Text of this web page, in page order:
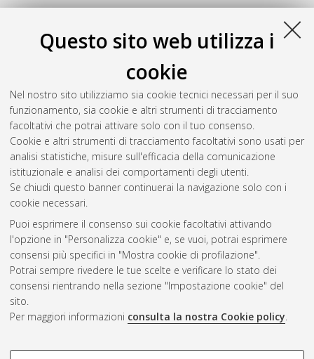
Questo sito web utilizza i
cookie
Nel nostro sito utilizziamo sia cookie tecnici necessari per il suo
funzionamento, sia cookie e altri strumenti di tracciamento
facoltativi che potrai attivare solo con il tuo consenso.
Cookie e altri strumenti di tracciamento facoltativi sono usati per
analisi statistiche, misure sull'efficacia della comunicazione
istituzionale e analisi dei comportamenti degli utenti.
Se chiudi questo banner continuerai la navigazione solo con i
cookie necessari.
Puoi esprimere il consenso sui cookie facoltativi attivando
l'opzione in "Personalizza cookie" e, se vuoi, potrai esprimere
consensi più specifici in "Mostra cookie di profilazione".
Potrai sempre rivedere le tue scelte e verificare lo stato dei
consensi rientrando nella sezione "Impostazione cookie" del
sito.
Per maggiori informazioni consulta la nostra Cookie policy.
COOKIE DI PROFILAZIONE -
D
Devicienti, Chiara (2014)Valutazione della presenza di
contaminanti perfluoroalchilici in alimenti destinati al consumo
, [Dissertation thesis], Alma Mater Studiorum Università
di Bologna. Dottorato di ricerca inScienze veterinarie, 26
Ciclo. DOI 10.6092/unibo/amsdottorato/6424.
Questa lista e' stata generata ilSat Aug 8 20:45:23 2026
Atom
Rss 1.0
Rss 2.0
ISSN: 2038-7946
Impostazioni Cookie